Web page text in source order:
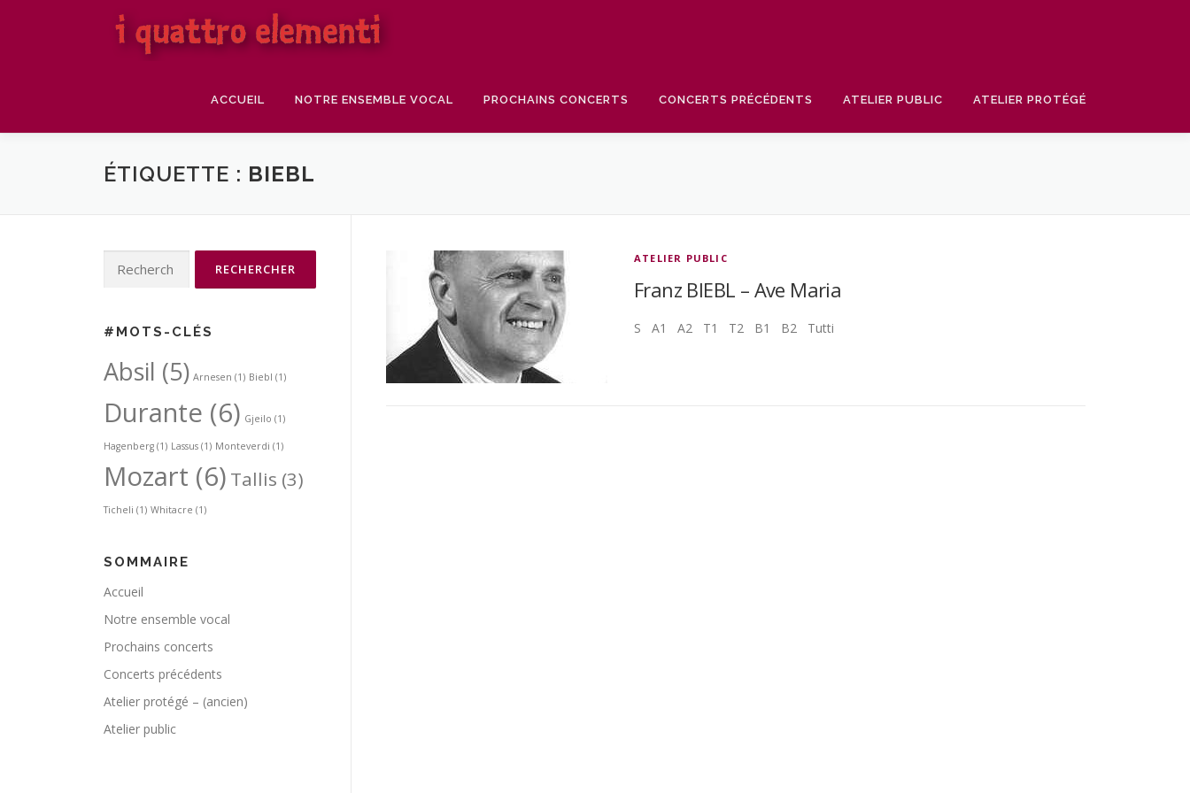
ACCUEIL NOTRE ENSEMBLE VOCAL PROCHAINS CONCERTS CONCERTS PRÉCÉDENTS ATELIER PUBLIC ATELIER PROTÉGÉ
ÉTIQUETTE : BIEBL
ATELIER PUBLIC
Franz BIEBL – Ave Maria
S A1 A2 T1 T2 B1 B2 Tutti
#MOTS-CLÉS
Absil (5) Arnesen (1) Biebl (1)
Durante (6) Gjeilo (1)
Hagenberg (1) Lassus (1) Monteverdi (1)
Mozart (6) Tallis (3)
Ticheli (1) Whitacre (1)
SOMMAIRE
Accueil
Notre ensemble vocal
Prochains concerts
Concerts précédents
Atelier protégé – (ancien)
Atelier public